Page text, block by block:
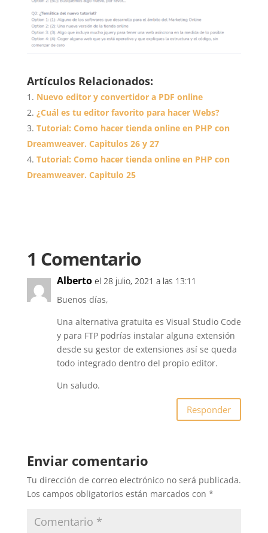
Artículos Relacionados:
Nuevo editor y convertidor a PDF online
¿Cuál es tu editor favorito para hacer Webs?
Tutorial: Como hacer tienda online en PHP con
Dreamweaver. Capitulos 26 y 27
Tutorial: Como hacer tienda online en PHP con
Dreamweaver. Capitulo 25
1 Comentario
Alberto el 28 julio, 2021 a las 13:11
Buenos días,
Una alternativa gratuita es Visual Studio Code
y para FTP podrías instalar alguna extensión
desde su gestor de extensiones así se queda
todo integrado dentro del propio editor.
Un saludo.
Responder
Enviar comentario
Tu dirección de correo electrónico no será publicada.
Los campos obligatorios están marcados con *